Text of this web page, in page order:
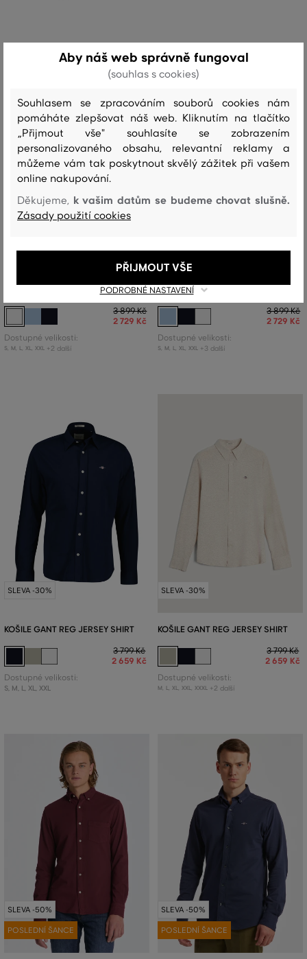
3 899 Kč
2 729 Kč
Dostupné velikosti:
S, M L, XL, XXL +2 další
STRETCH SHIRT
3 899 Kč
2 729 Kč
Dostupné velikosti:
S, M L, XL, XXL +3 další
SLEVA -30%
KOŠILE GANT REG JERSEY SHIRT
3 799 Kč
2 659 Kč
Dostupné velikosti:
S, M, L, XL, XXL
SLEVA -30%
KOŠILE GANT REG JERSEY SHIRT
3 799 Kč
2 659 Kč
Dostupné velikosti:
M L, XL, XXL, XXXL +2 další
SLEVA -50%
POSLEDNÍ ŠANCE
SLEVA -50%
POSLEDNÍ ŠANCE
Aby náš web správně fungoval
(souhlas s cookies)
Souhlasem se zpracováním souborů cookies nám
pomáháte zlepšovat náš web. Kliknutím na tlačítko
„Přijmout vše" souhlasíte se zobrazením
personalizovaného obsahu, relevantní reklamy a
můžeme vám tak poskytnout skvělý zážitek při vašem
online nakupování.
Děkujeme, k vašim datům se budeme chovat slušně.
Zásady použití cookies
PODROBNÉ NASTAVENÍ
PŘIJMOUT VŠE